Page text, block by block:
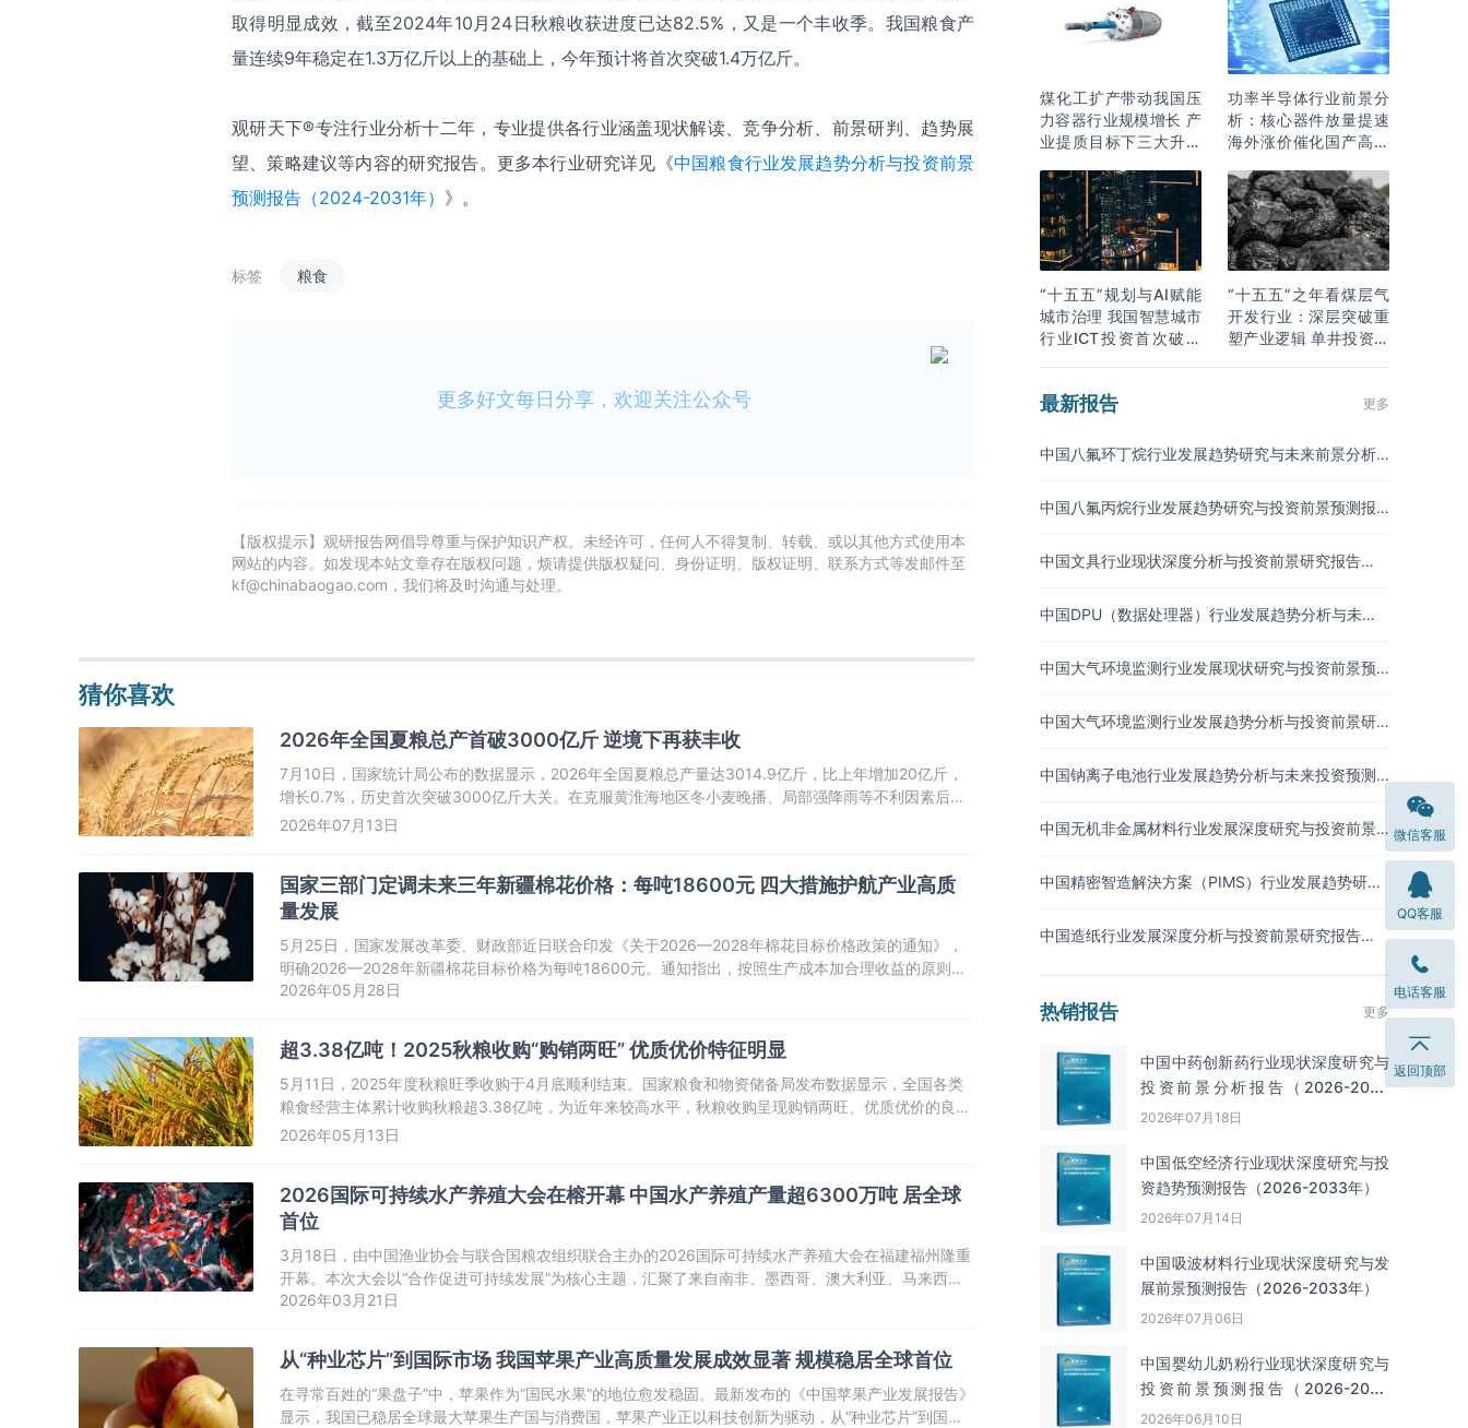
取得明显成效，截至2024年10月24日秋粮收获进度已达82.5%，又是一个丰收季。我国粮食产
量连续9年稳定在1.3万亿斤以上的基础上，今年预计将首次突破1.4万亿斤。
观研天下®专注行业分析十二年，专业提供各行业涵盖现状解读、竞争分析、前景研判、趋势展
望、策略建议等内容的研究报告。更多本行业研究详见《中国‌‌‌‌‌‌‌‌‌‌‌粮食行业发展趋势分析与投资前景
预测报告（2024-2031年） 》。
标签 粮食
更多好文每日分享，欢迎关注公众号
【版权提示】观研报告网倡导尊重与保护知识产权。未经许可，任何人不得复制、转载、或以其他方式使用本
网站的内容。如发现本站文章存在版权问题，烦请提供版权疑问、身份证明、版权证明、联系方式等发邮件至
kf@chinabaogao.com，我们将及时沟通与处理。
猜你喜欢
2026年全国夏粮总产首破3000亿斤 逆境下再获丰收
7月10日，国家统计局公布的数据显示，2026年全国夏粮总产量达3014.9亿斤，比上年增加20亿斤，
增长0.7%，历史首次突破3000亿斤大关。在克服黄淮海地区冬小麦晚播、局部强降雨等不利因素后，
中国夏粮生产再次交出丰收答卷，为全年粮食稳产增产夯实了基础。
2026年07月13日
国家三部门定调未来三年新疆棉花价格：每吨18600元 四大措施护航产业高质
量发展
5月25日，国家发展改革委、财政部近日联合印发《关于2026—2028年棉花目标价格政策的通知》，
明确2026—2028年新疆棉花目标价格为每吨18600元。通知指出，按照生产成本加合理收益的原则，
综合考虑棉花产业发展需要、市场供需、财政承受能力等因素确定价格水平。如遇棉花市场形势发生重
2026年05月28日
超3.38亿吨！2025秋粮收购“购销两旺” 优质优价特征明显
5月11日，2025年度秋粮旺季收购于4月底顺利结束。国家粮食和物资储备局发布数据显示，全国各类
粮食经营主体累计收购秋粮超3.38亿吨，为近年来较高水平，秋粮收购呈现购销两旺、优质优价的良好
态势。
2026年05月13日
2026国际可持续水产养殖大会在榕开幕 中国水产养殖产量超6300万吨 居全球
首位
3月18日，由中国渔业协会与联合国粮农组织联合主办的2026国际可持续水产养殖大会在福建福州隆重
开幕。本次大会以“合作促进可持续发展”为核心主题，汇聚了来自南非、墨西哥、澳大利亚、马来西亚
等全球40余个国家的政府代表与科研专家，共同探讨全球水产养殖业的绿色转型与创新发展路径。
2026年03月21日
从“种业芯片”到国际市场 我国苹果产业高质量发展成效显著 规模稳居全球首位
在寻常百姓的“果盘子”中，苹果作为“国民水果”的地位愈发稳固。最新发布的《中国苹果产业发展报告》
显示，我国已稳居全球最大苹果生产国与消费国，苹果产业正以科技创新为驱动，从“种业芯片”到国际
煤化工扩产带动我国压
力容器行业规模增长 产
业提质目标下三大升级
功率半导体行业前景分
析：核心器件放量提速
海外涨价催化国产高端
“十五五”规划与AI赋能
城市治理 我国智慧城市
行业ICT投资首次破万
“十五五”之年看煤层气
开发行业：深层突破重
塑产业逻辑 单井投资成
最新报告 更多
中国八氟环丁烷行业发展趋势研究与未来前景分析
中国八氟丙烷行业发展趋势研究与投资前景预测报
中国文具行业现状深度分析与投资前景研究报告
中国DPU（数据处理器）行业发展趋势分析与未来
中国大气环境监测行业发展现状研究与投资前景预
中国大气环境监测行业发展趋势分析与投资前景研
中国钠离子电池行业发展趋势分析与未来投资预测
中国无机非金属材料行业发展深度研究与投资前景
中国精密智造解決方案（PIMS）行业发展趋势研究
中国造纸行业发展深度分析与投资前景研究报告
热销报告 更多
中国中药创新药行业现状深度研究与
投资前景分析报告（2026-2033
年）
2026年07月18日
中国低空经济行业现状深度研究与投
资趋势预测报告（2026-2033年）
2026年07月14日
中国吸波材料‌‌‌行业现状深度研究与发
展前景预测报告（2026-2033年）
2026年07月06日
中国婴幼儿奶粉行业现状深度研究与
投资前景预测报告（2026-2033
年）
2026年06月10日
微信客服
QQ客服
电话客服
返回顶部